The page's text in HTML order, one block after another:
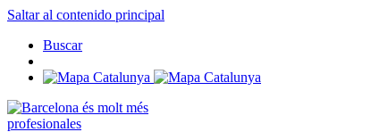
Saltar al contenido principal
Buscar
profesionales